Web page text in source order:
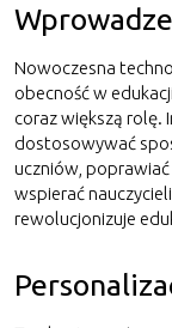
Nowoczesna
obecność w
coraz większą rolę.
dostosowywać
uczniów,
wspierać
rewolucjonizuje